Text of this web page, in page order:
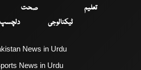
تعلیم
صحت
ٹیکنالوجی
News in Urdu
News in Urdu